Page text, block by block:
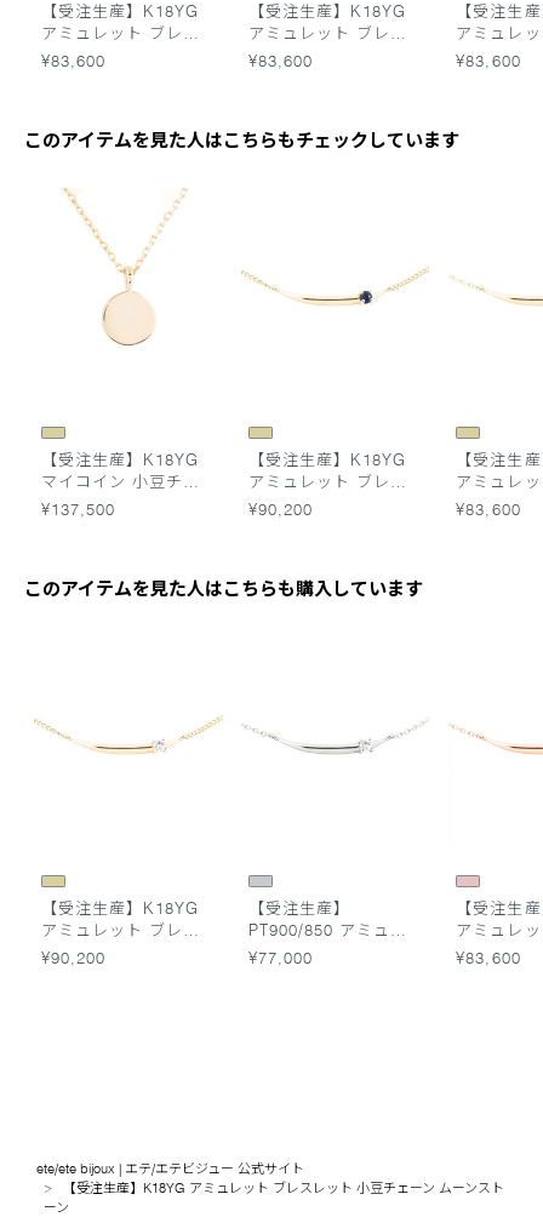
【受注生産】K18YG
アミュレット ブレス
レット 小豆チェーン
¥83,600
【受注生産】K18YG
アミュレット ブレス
レット 小豆チェーン
¥83,600
【受注生
アミュレ
レット 小
¥83,600
このアイテムを見た人はこちらもチェックしています
【受注生産】K18YG
マイコイン 小豆チェ
ーン 55cm 刻印なし
¥137,500
【受注生産】K18YG
アミュレット ブレス
レット キヘイチェー
¥90,200
【受注生
アミュレ
レット 小
¥83,600
このアイテムを見た人はこちらも購入しています
【受注生産】K18YG
アミュレット ブレス
レット キヘイチェー
¥90,200
【受注生産】
PT900/850 アミュレ
ット ブレスレット 小
¥77,000
【受注生
アミュレ
レット 小
¥83,600
ete/ete bijoux | エテ/エテビジュー 公式サイト
【受注生産】K18YG アミュレット ブレスレット 小豆チェーン ムーンスト
ーン